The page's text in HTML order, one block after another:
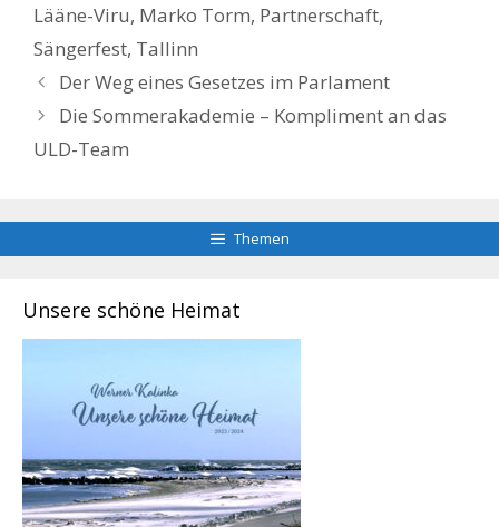
Lääne-Viru, Marko Torm, Partnerschaft,
Sängerfest, Tallinn
Der Weg eines Gesetzes im Parlament
Die Sommerakademie – Kompliment an das
ULD-Team
Themen
Unsere schöne Heimat